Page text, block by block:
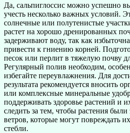
Да, сальпиглоссис можно успешно
учесть несколько важных условий.
солнечные или полутенистые
растет на хорошо дренированных
задерживают воду, так как
привести к гниению корней.
песок или перлит в тяжелую почву
Регулярный полив необходим,
избегайте переувлажнения. Для
результата рекомендуется вносить
или комплексные минеральные
поддерживать здоровье растений и
следить за тем, чтобы растения
ветров, которые могут повреждать
стебли.